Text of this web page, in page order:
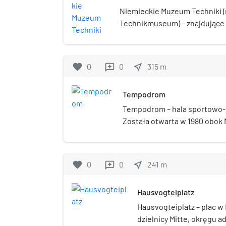
Niemieckie Muzeum Techniki
Technikmuseum) –
dotyczących historii techniki.
obecnie prezentuje wiele
transportowi wodnemu oraz
posiada też osobny
wejściem), w którym
favorite 0 reviews 0 near_me 315 m
Tempodrom
Tempodrom – hala
Została otwarta w 1980
namiotem cyrkowym.
favorite 0 reviews 0 near_me 241 m
Hausvogteiplatz
Hausvogteiplatz – plac
dzielnicy Mitte, okręgu